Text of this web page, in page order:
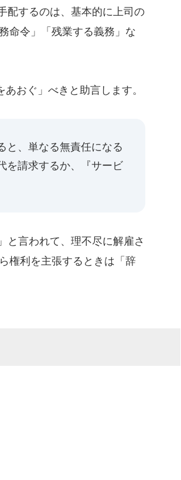
配するのは、基本的に上司の
命令」「残業する義務」な
おぐ」べきと助言します。
と、単なる無責任になる
を請求するか、『サービ
言われて、理不尽に解雇さ
権利を主張するときは「辞